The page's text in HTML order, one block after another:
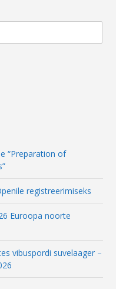
“Preparation of
registreerimiseks
Euroopa noorte
vibuspordi suvelaager –